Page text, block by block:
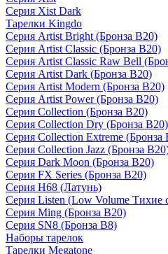
Серия Xist Dark
Тарелки Kingdo
Серия Artist Bright (Бронза B20)
Серия Artist Classic (Бронза B20)
Серия Artist Classic Raw Bell
Серия Artist Dark (Бронза B20)
Серия Artist Modern (Бронза B20)
Серия Artist Power (Бронза B20)
Серия Collection (Бронза B20)
Серия Collection Dry (Бронза B20)
Серия Collection Extreme (Бронза
Серия Collection Jazz (Бронза
Серия Dark Moon (Бронза B20)
Серия FX Series (Бронза B20)
Серия H68 (Латунь)
Серия Listen (Low Volume Тихие
Серия Ming (Бронза B20)
Серия SN8 (Бронза B8)
Наборы тарелок
Тарелки Megatone